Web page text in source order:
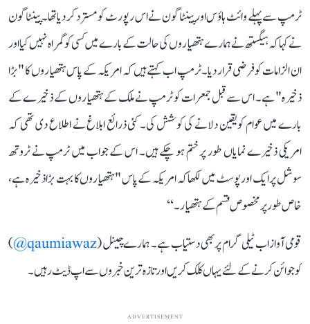
ٹرمپ سے پہلے وائٹ ہاؤس اور پینٹاگون نے اس رپورٹ کو مسترد کر دیا تھا۔ پینٹاگون
نے کہا کہ ہیگستھ نے ہمارے ہتھیاروں کی حالت کے بارے میں کسی کو گمراہ نہیں کیا اور
ان الزامات کو فرضی قرار دیا۔ٹرمپ اب کہتے ہیں کہ امریکہ کے پاس ہتھیاروں کا "بڑا
ذخیرہ" ہے۔ اس سے قبل جمعرات کو ٹرمپ نے ملک کے ہتھیاروں کے ذخیرے کے
بارے میں عوام کو یقین دلانے کی کوشش کی۔ کئی ذرائع ابلاغ نے اطلاع دی تھی کہ
امریکی ذخیرے نمایاں طور پر ختم ہو چکے ہیں۔ اس کے جواب میں ٹرمپ نے ٹروتھ
سوشل پر ایک اور پوسٹ میں لکھا کہ امریکہ کے پاس "ہتھیاروں کا بہت بڑا ذخیرہ ہے،
خاص طور پر مخصوص قسم کے ہتھیار۔‘‘
قومی آواز اب ٹیلی گرام پر بھی دستیاب ہے۔ ہمارے چینل (qaumiawaz@
)
کو جوائن کرنے کے لئے یہاں کلک کریں اور تازہ ترین خبروں سے اپ ڈیٹ رہیں۔
ADVERTISEMENT